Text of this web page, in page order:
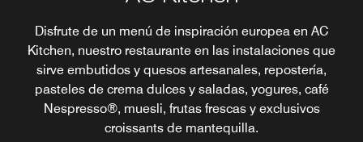
Disfrute de un menú de inspiración europea en AC
Kitchen, nuestro restaurante en las instalaciones que
sirve embutidos y quesos artesanales, repostería,
pasteles de crema dulces y saladas, yogures, café
Nespresso®, muesli, frutas frescas y exclusivos
croissants de mantequilla.
Termine su noche en Aventura con tapas, cervezas
artesanales y cócteles exclusivos en AC Lounge. Nuestro
bar de primer nivel ofrece un ambiente animado y
sofisticado para comer, beber y socializar.
Explorar